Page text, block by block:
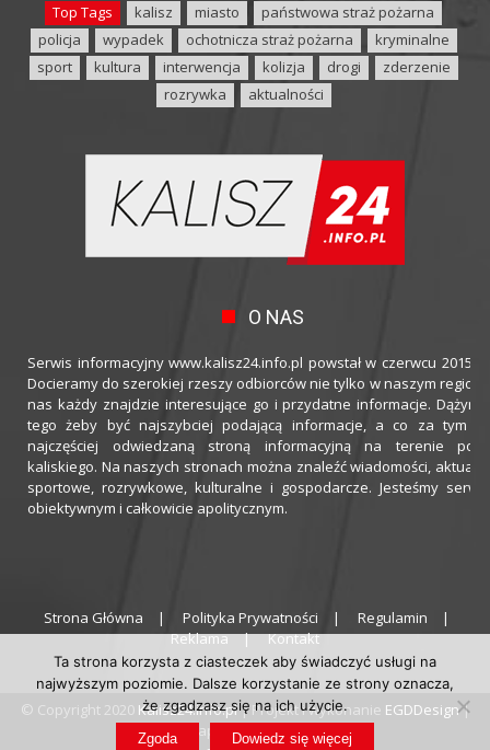
Top Tags kalisz miasto
państwowa straż pożarna
policja
wypadek ochotnicza straż pożarna
kryminalne
sport
kultura interwencja kolizja drogi
zderzenie
rozrywka
aktualności
O NAS
Serwis informacyjny www.kalisz24.info.pl powstał w czerwcu 2015
Docieramy do szerokiej rzeszy odbiorców nie tylko w naszym
nas każdy znajdzie interesujące go i przydatne informacje.
tego żeby być najszybciej podającą informacje, a co za tym
najczęściej odwiedzaną stroną informacyjną na terenie
kaliskiego. Na naszych stronach można znaleźć wiadomości,
sportowe, rozrywkowe, kulturalne i gospodarcze. Jesteśmy
obiektywnym i całkowicie apolitycznym.
Strona Główna Polityka Prywatności
Regulamin
Reklama
Kontakt
© Copyright 2020 Kalisz24.info.pl| Projekt i wykonanie EGDDesign|
Hosting zapewnia thecamels.org
Ta strona korzysta z ciasteczek aby świadczyć usługi na
najwyższym poziomie. Dalsze korzystanie ze strony oznacza,
że zgadzasz się na ich użycie.
Zgoda Dowiedz się więcej